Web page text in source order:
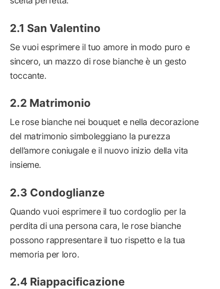
San Valentino
Se vuoi esprimere il tuo amore in modo puro e
sincero, un mazzo di rose bianche è un gesto
toccante.
Matrimonio
Le rose bianche nei bouquet e nella decorazione
del matrimonio simboleggiano la purezza
dell’amore coniugale e il nuovo inizio della vita
insieme.
Condoglianze
Quando vuoi esprimere il tuo cordoglio per la
perdita di una persona cara, le rose bianche
possono rappresentare il tuo rispetto e la tua
memoria per loro.
Riappacificazione